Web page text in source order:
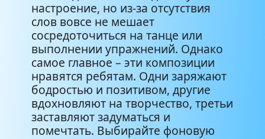
Для физминутки
Для хоровода 1:37
Для детского видео
Для забега
настроение, но из-за отсутствия
слов вовсе не мешает
сосредоточиться на танце или
выполнении упражнений. Однако
самое главное – эти композиции
нравятся ребятам. Одни заряжают
бодростью и позитивом, другие
вдохновляют на творчество, третьи
заставляют задуматься и
помечтать. Выбирайте фоновую